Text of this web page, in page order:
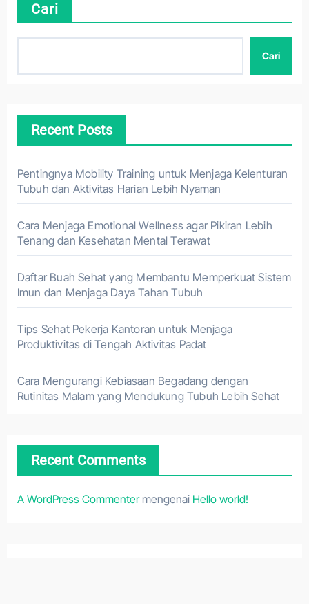
Cari
Cari
Recent Posts
Pentingnya Mobility Training untuk Menjaga Kelenturan
Tubuh dan Aktivitas Harian Lebih Nyaman
Cara Menjaga Emotional Wellness agar Pikiran Lebih
Tenang dan Kesehatan Mental Terawat
Daftar Buah Sehat yang Membantu Memperkuat Sistem
Imun dan Menjaga Daya Tahan Tubuh
Tips Sehat Pekerja Kantoran untuk Menjaga
Produktivitas di Tengah Aktivitas Padat
Cara Mengurangi Kebiasaan Begadang dengan
Rutinitas Malam yang Mendukung Tubuh Lebih Sehat
Recent Comments
A WordPress Commentermengenai Hello world!